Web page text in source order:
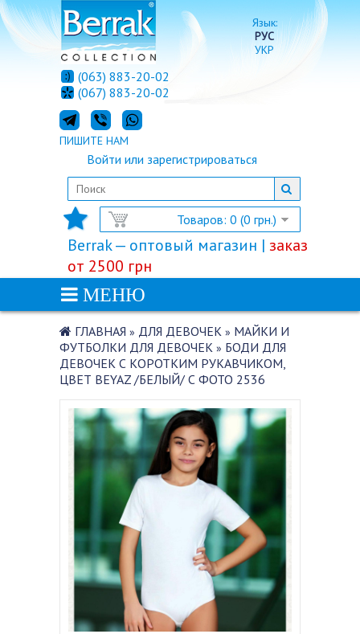
Язык:
РУС
УКР
Товаров: 0 (0 грн.)
Войти или зарегистрироваться
(063) 883-20-02
(067) 883-20-02
ПИШИТЕ НАМ
Berrak — оптовый магазин | заказ
от 2500 грн
МЕНЮ
ГЛАВНАЯ » ДЛЯ ДЕВОЧЕК » МАЙКИ И
ФУТБОЛКИ ДЛЯ ДЕВОЧЕК » БОДИ ДЛЯ
ДЕВОЧЕК С КОРОТКИМ РУКАВЧИКОМ,
ЦВЕТ BEYAZ /БЕЛЫЙ/ С ФОТО 2536